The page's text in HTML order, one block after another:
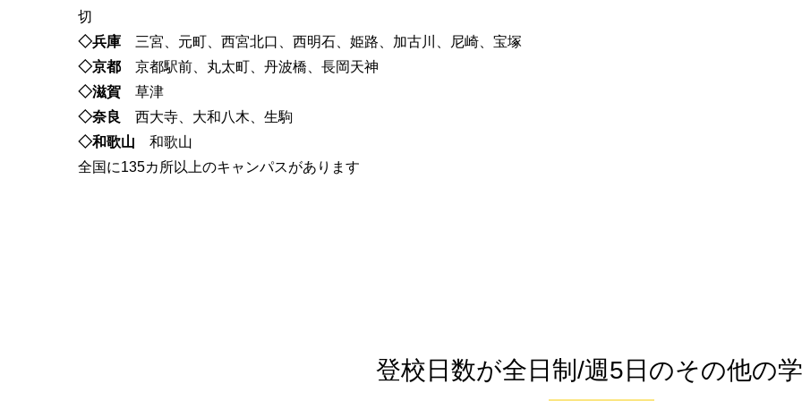
切
◇兵庫 三宮、元町、西宮北口、西明石、姫路、加古川、尼崎、宝塚
◇京都 京都駅前、丸太町、丹波橋、長岡天神
◇滋賀 草津
◇奈良
西大寺、大和八木、生駒
◇和歌山 和歌山
全国に135カ所以上のキャンパスがあります
登校日数が全日制/週5日のその他の